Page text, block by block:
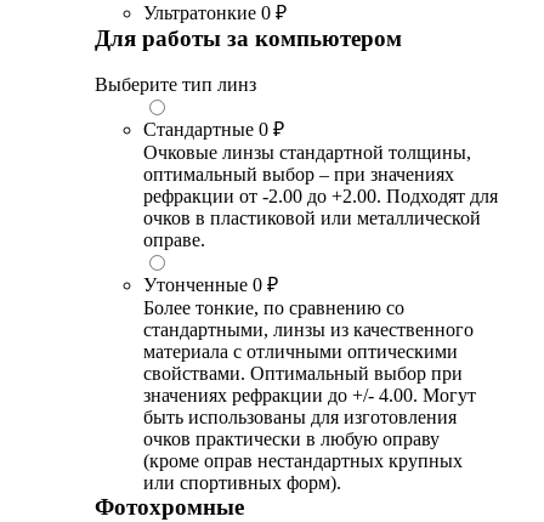
Ультратонкие 0 ₽
Для работы за компьютером
Выберите тип линз
Стандартные 0 ₽
Очковые линзы стандартной толщины,
оптимальный выбор – при значениях
рефракции от -2.00 до +2.00. Подходят для
очков в пластиковой или металлической
оправе.
Утонченные 0 ₽
Более тонкие, по сравнению со
стандартными, линзы из качественного
материала с отличными оптическими
свойствами. Оптимальный выбор при
значениях рефракции до +/- 4.00. Могут
быть использованы для изготовления
очков практически в любую оправу
(кроме оправ нестандартных крупных
или спортивных форм).
Фотохромные